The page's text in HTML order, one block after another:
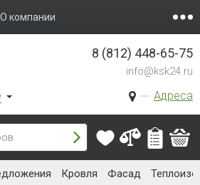
О компании
Адреса
8 (812) 448-65-75
info@ksk24.ru
Кровля Фасад